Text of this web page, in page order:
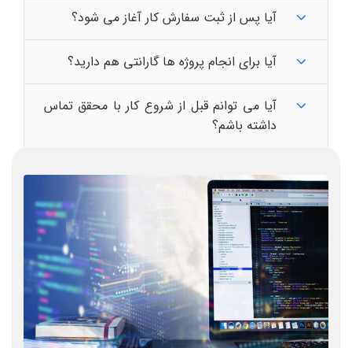
آیا پس از ثبت سفارش کار آغاز می شود؟
آیا برای انجام پروژه ها گارانتی هم دارید؟
آیا می توانم قبل از شروع کار با محقق تماس
داشته باشم؟